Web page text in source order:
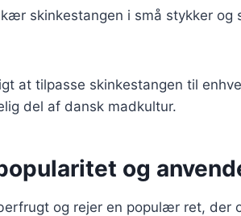
skinkestangen i små stykker og
at tilpasse skinkestangen til
del af dansk madkultur.
og
og rejer en populær ret, der